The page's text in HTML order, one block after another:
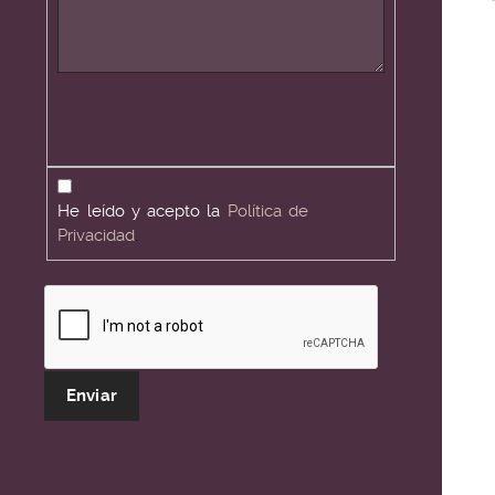
Privacidad
He leído y acepto la Política de
Privacidad.
Verificación reCAPTCHA